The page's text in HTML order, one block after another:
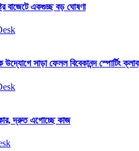
বাজেটে একগুচ্ছ বড় ঘোষণা
সাড়া ফেলল বিবেকানন্দ স্পোর্টিং ক্লাব
দ্রুত এগোচ্ছে কাজ